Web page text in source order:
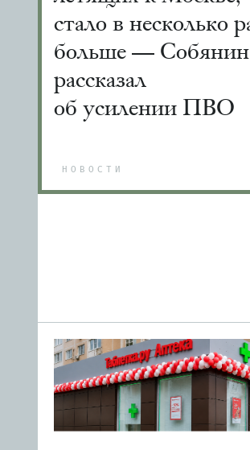
стало в несколько
больше — Собянин
рассказал
об усилении ПВО
НОВОСТИ